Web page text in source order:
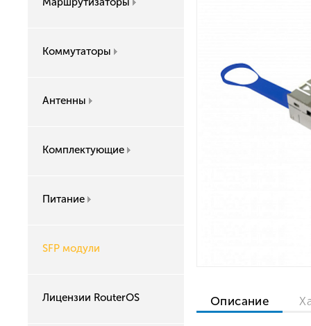
Коммутаторы
Антенны
Комплектующие
Питание
SFP модули
Лицензии RouterOS Описание